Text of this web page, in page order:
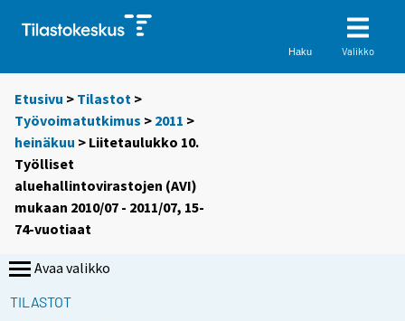
Haku Valikko
Etusivu > Tilastot >
Työvoimatutkimus > 2011 >
heinäkuu > Liitetaulukko 10.
Työlliset
aluehallintovirastojen (AVI)
mukaan 2010/07 - 2011/07, 15-
74-vuotiaat
Avaa valikko
TILASTOT